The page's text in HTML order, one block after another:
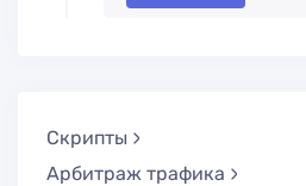
Скрипты
Арбитраж трафика